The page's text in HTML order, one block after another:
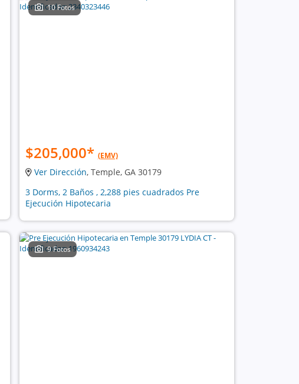
10 Fotos
$205,000* (EMV)
Ver Dirección, Temple, GA 30179
3 Dorms, 2 Baños , 2,288 pies cuadrados Pre
Ejecución Hipotecaria
9 Fotos